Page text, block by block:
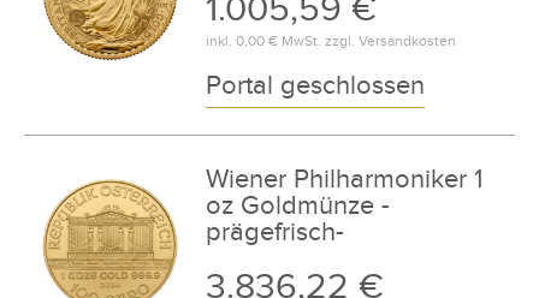
1.005,59 €
inkl. 0,00 €MwSt. zzgl. Versandkosten
Portal geschlossen
Wiener Philharmoniker 1
oz Goldmünze -
prägefrisch-
3.836,22 €